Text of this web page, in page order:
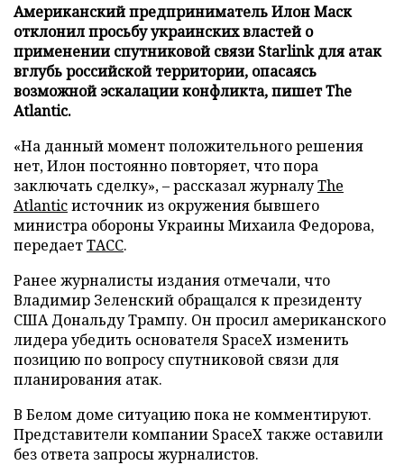
Американский предприниматель Илон Маск
отклонил просьбу украинских властей о
применении спутниковой связи Starlink для атак
вглубь российской территории, опасаясь
возможной эскалации конфликта, пишет The
Atlantic.
«На данный момент положительного решения
нет, Илон постоянно повторяет, что пора
заключать сделку», – рассказал журналуThe
Atlanticисточник из окружения бывшего
министра обороны Украины Михаила Федорова,
передаетТАСС.
Ранее журналисты издания отмечали, что
Владимир Зеленский обращался к президенту
США Дональду Трампу. Он просил американского
лидера убедить основателя SpaceX изменить
позицию по вопросу спутниковой связи для
планирования атак.
В Белом доме ситуацию пока не комментируют.
Представители компании SpaceX также оставили
без ответа запросы журналистов.